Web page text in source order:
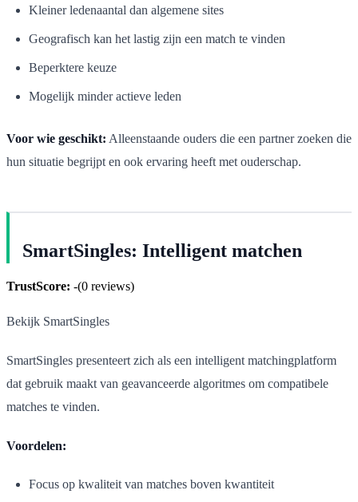
Kleiner ledenaantal dan algemene sites
Geografisch kan het lastig zijn een match te vinden
Beperktere keuze
Mogelijk minder actieve leden
Voor wie geschikt: Alleenstaande ouders die een partner zoeken die
hun situatie begrijpt en ook ervaring heeft met ouderschap.
SmartSingles: Intelligent matchen
TrustScore: -(0 reviews)
Bekijk SmartSingles
SmartSingles presenteert zich als een intelligent matchingplatform
dat gebruik maakt van geavanceerde algoritmes om compatibele
matches te vinden.
Voordelen:
Focus op kwaliteit van matches boven kwantiteit